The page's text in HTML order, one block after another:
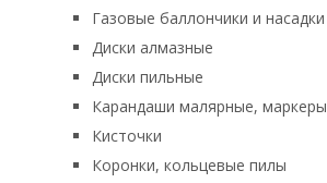
Газовые баллончики и насадки
Диски алмазные
Диски пильные
Карандаши малярные, маркеры
Кисточки
Коронки, кольцевые пилы